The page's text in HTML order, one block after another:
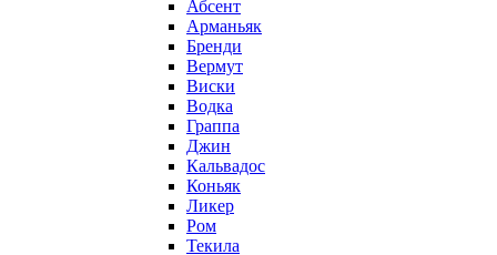
Абсент
Арманьяк
Бренди
Вермут
Виски
Водка
Граппа
Джин
Кальвадос
Коньяк
Ликер
Ром
Текила